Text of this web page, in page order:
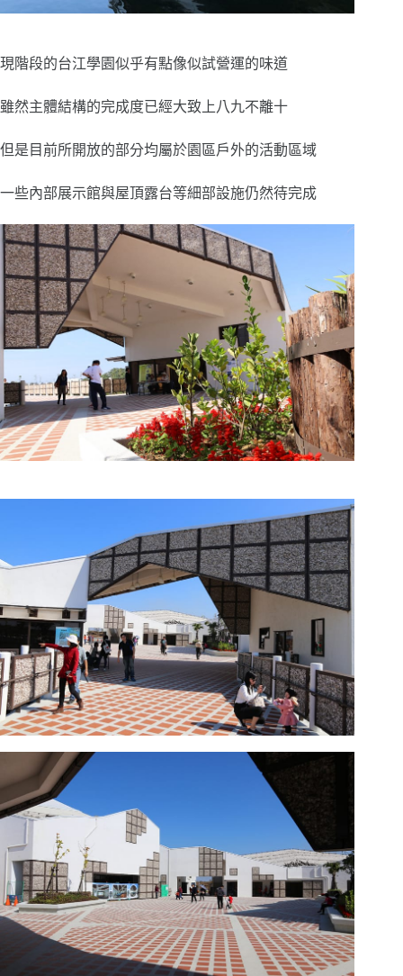
現階段的台江學園似乎有點像似試營運的味道
雖然主體結構的完成度已經大致上八九不離十
但是目前所開放的部分均屬於園區戶外的活動區域
一些內部展示館與屋頂露台等細部設施仍然待完成